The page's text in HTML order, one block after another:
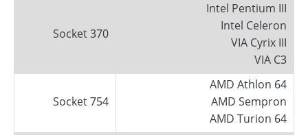
Intel Pentium III
Intel Celeron
VIA Cyrix III
VIA C3
Socket 370
AMD Athlon 64
AMD Sempron
AMD Turion 64
Socket 754